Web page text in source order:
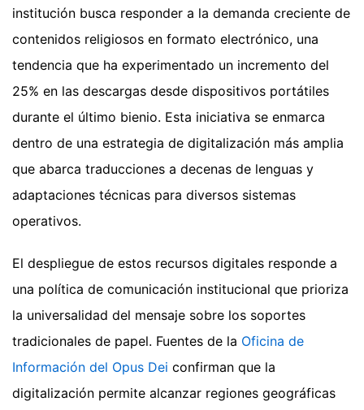
institución busca responder a la demanda creciente de
contenidos religiosos en formato electrónico, una
tendencia que ha experimentado un incremento del
25% en las descargas desde dispositivos portátiles
durante el último bienio. Esta iniciativa se enmarca
dentro de una estrategia de digitalización más amplia
que abarca traducciones a decenas de lenguas y
adaptaciones técnicas para diversos sistemas
operativos.
El despliegue de estos recursos digitales responde a
una política de comunicación institucional que prioriza
la universalidad del mensaje sobre los soportes
tradicionales de papel. Fuentes de la Oficina de
Información del Opus Dei confirman que la
digitalización permite alcanzar regiones geográficas